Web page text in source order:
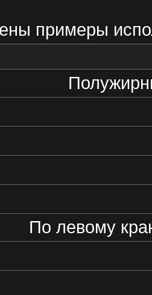
примеры
По левому